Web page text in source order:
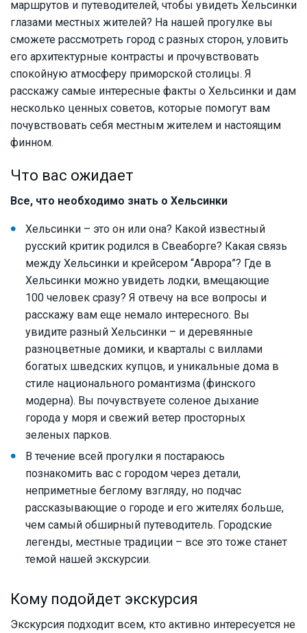
маршрутов и путеводителей, чтобы увидеть Хельсинки
глазами местных жителей? На нашей прогулке вы
сможете рассмотреть город с разных сторон, уловить
его архитектурные контрасты и прочувствовать
спокойную атмосферу приморской столицы. Я
расскажу самые интересные факты о Хельсинки и дам
несколько ценных советов, которые помогут вам
почувствовать себя местным жителем и настоящим
финном.
Что вас ожидает
Все, что необходимо знать о Хельсинки
Хельсинки – это он или она? Какой известный
русский критик родился в Свеаборге? Какая связь
между Хельсинки и крейсером “Аврора”? Где в
Хельсинки можно увидеть лодки, вмещающие
100 человек сразу? Я отвечу на все вопросы и
расскажу вам еще немало интересного. Вы
увидите разный Хельсинки – и деревянные
разноцветные домики, и кварталы с виллами
богатых шведских купцов, и уникальные дома в
стиле национального романтизма (финского
модерна). Вы почувствуете соленое дыхание
города у моря и свежий ветер просторных
зеленых парков.
В течение всей прогулки я постараюсь
познакомить вас с городом через детали,
неприметные беглому взгляду, но подчас
рассказывающие о городе и его жителях больше,
чем самый обширный путеводитель. Городские
легенды, местные традиции – все это тоже станет
темой нашей экскурсии.
Кому подойдет экскурсия
Экскурсия подходит всем, кто активно интересуется не